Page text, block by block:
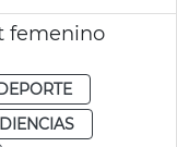
femenino